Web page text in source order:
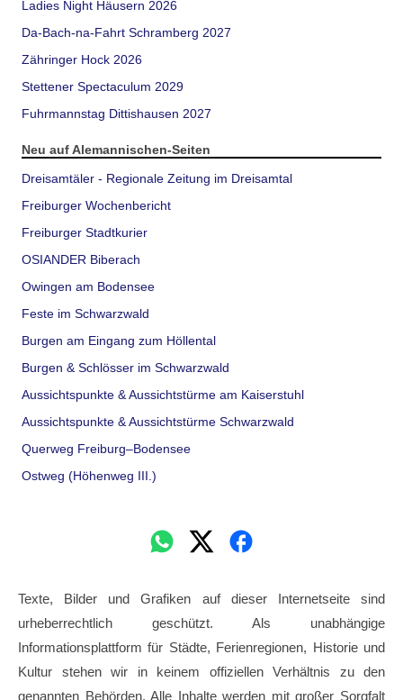
Ladies Night Häusern 2026
Da-Bach-na-Fahrt Schramberg 2027
Zähringer Hock 2026
Stettener Spectaculum 2029
Fuhrmannstag Dittishausen 2027
Neu auf Alemannischen-Seiten
Dreisamtäler - Regionale Zeitung im Dreisamtal
Freiburger Wochenbericht
Freiburger Stadtkurier
OSIANDER Biberach
Owingen am Bodensee
Feste im Schwarzwald
Burgen am Eingang zum Höllental
Burgen & Schlösser im Schwarzwald
Aussichtspunkte & Aussichtstürme am Kaiserstuhl
Aussichtspunkte & Aussichtstürme Schwarzwald
Querweg Freiburg–Bodensee
Ostweg (Höhenweg III.)
Texte, Bilder und Grafiken auf dieser Internetseite sind
urheberrechtlich geschützt. Als unabhängige
Informationsplattform für Städte, Ferienregionen, Historie und
Kultur stehen wir in keinem offiziellen Verhältnis zu den
genannten Behörden. Alle Inhalte werden mit großer Sorgfalt